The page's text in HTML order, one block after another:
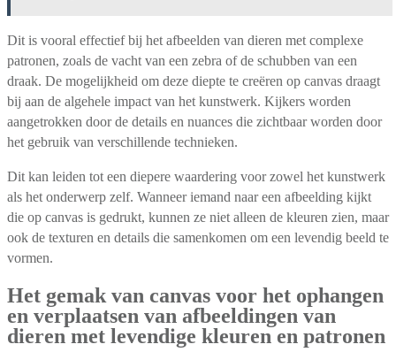
Dit is vooral effectief bij het afbeelden van dieren met complexe
patronen, zoals de vacht van een zebra of de schubben van een
draak. De mogelijkheid om deze diepte te creëren op canvas draagt
bij aan de algehele impact van het kunstwerk. Kijkers worden
aangetrokken door de details en nuances die zichtbaar worden door
het gebruik van verschillende technieken.
Dit kan leiden tot een diepere waardering voor zowel het kunstwerk
als het onderwerp zelf. Wanneer iemand naar een afbeelding kijkt
die op canvas is gedrukt, kunnen ze niet alleen de kleuren zien, maar
ook de texturen en details die samenkomen om een levendig beeld te
vormen.
Het gemak van canvas voor het ophangen
en verplaatsen van afbeeldingen van
dieren met levendige kleuren en patronen